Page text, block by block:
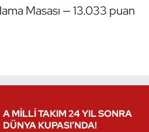
Masası — 13.033 puan
A MİLLİ TAKIM 24 YIL SONRA
DÜNYA KUPASI’NDA!